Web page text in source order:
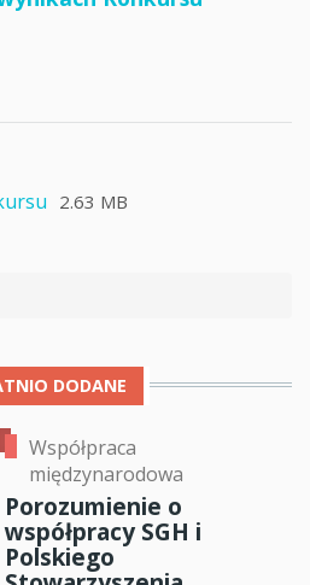
2.63 MB
DODANE
Współpraca
międzynarodowa
Porozumienie o
współpracy SGH i
Polskiego